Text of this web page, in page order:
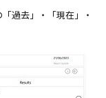
過去」・「現在」・